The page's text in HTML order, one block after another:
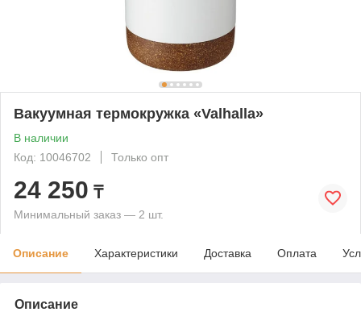
Вакуумная термокружка «Valhalla»
В наличии
Код: 10046702
Только опт
24 250 ₸
Минимальный заказ — 2 шт.
Описание Характеристики Доставка Оплата
Описание